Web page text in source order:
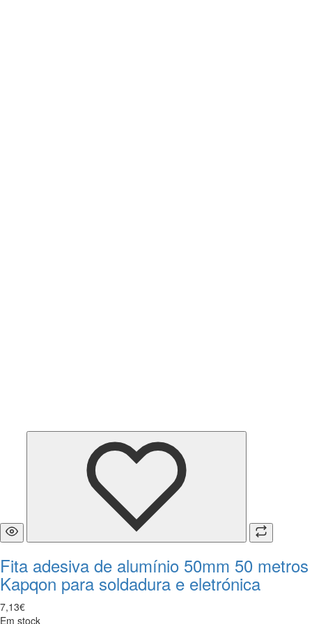
Fita adesiva de alumínio 50mm 50 metros
Kapqon para soldadura e eletrónica
7,13€
Em stock